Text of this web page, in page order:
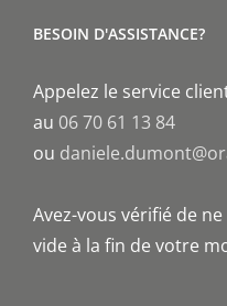
BESOIN D'ASSISTANCE?
Appelez le service
au 06 70 61 13 84
ou
Avez-vous vérifié de
vide à la fin de votre